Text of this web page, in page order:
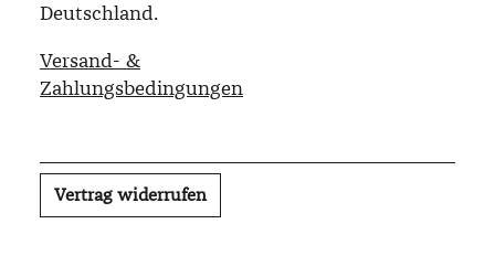
Deutschland.
Versand- &
Zahlungsbedingungen
Vertrag widerrufen